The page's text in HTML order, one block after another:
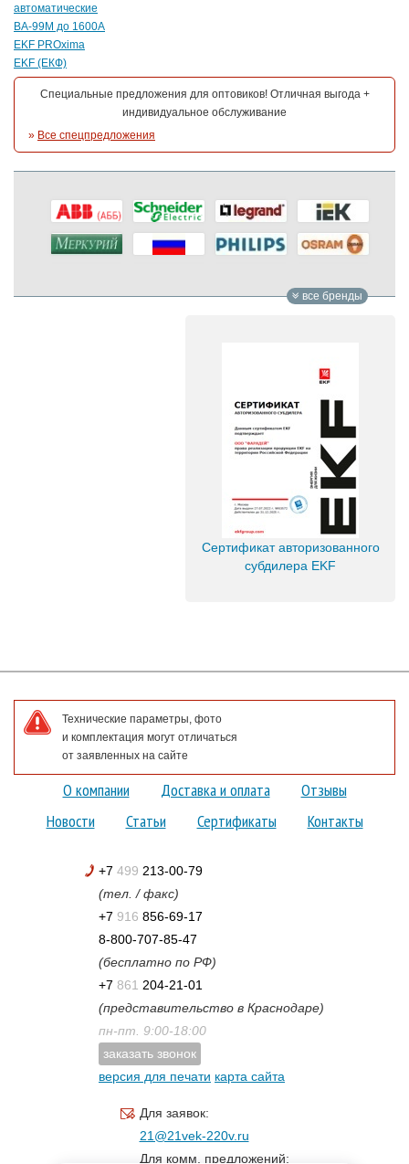
автоматические
ВА-99М до 1600А
EKF PROxima
EKF (ЕКФ)
Специальные предложения для оптовиков! Отличная выгода +
индивидуальное обслуживание
» Все спецпредложения
все бренды
Сертификат авторизованного
субдилера EKF
Технические параметры, фото
и комплектация могут отличаться
от заявленных на сайте
О компании Доставка и оплата
Отзывы
Новости
Статьи Сертификаты Контакты
+7 499 213-00-79
(тел. / факс)
+7 916 856-69-17
8-800-707-85-47
(бесплатно по РФ)
+7 861 204-21-01
(представительство в Краснодаре)
пн-пт. 9:00-18:00
заказать звонок
версия для печати карта сайта
Для заявок:
21@21vek-220v.ru
Для комм. предложений: